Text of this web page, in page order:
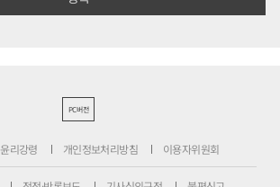
PC버전
윤리강령 개인정보처리방침 이용자위원회